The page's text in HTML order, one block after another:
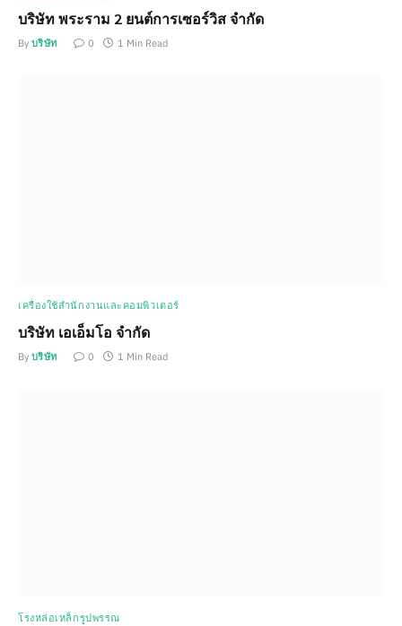
บริษัท พระราม 2 ยนต์การเซอร์วิส จำกัด
By บริษัท 0 1 Min Read
เครื่องใช้สำนักงานและคอมพิวเตอร์
บริษัท เอเอ็มโอ จำกัด
By บริษัท 0 1 Min Read
โรงหล่อเหล็กรูปพรรณ